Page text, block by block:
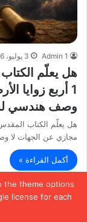
the theme options
license for each
Admin 1 3 يوليو، 2026
1 أربع زوايا
وصف هندسي
مجازي عن الجهات لا
أكمل القراءة »